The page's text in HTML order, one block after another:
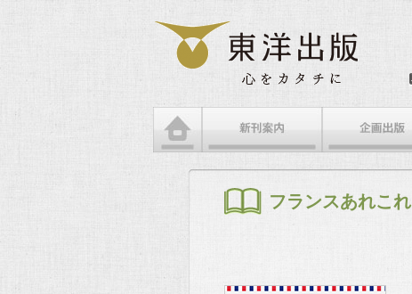
メインメニュー
メインコンテンツへ移動
サブコンテンツへ移動
フランスあれこれ